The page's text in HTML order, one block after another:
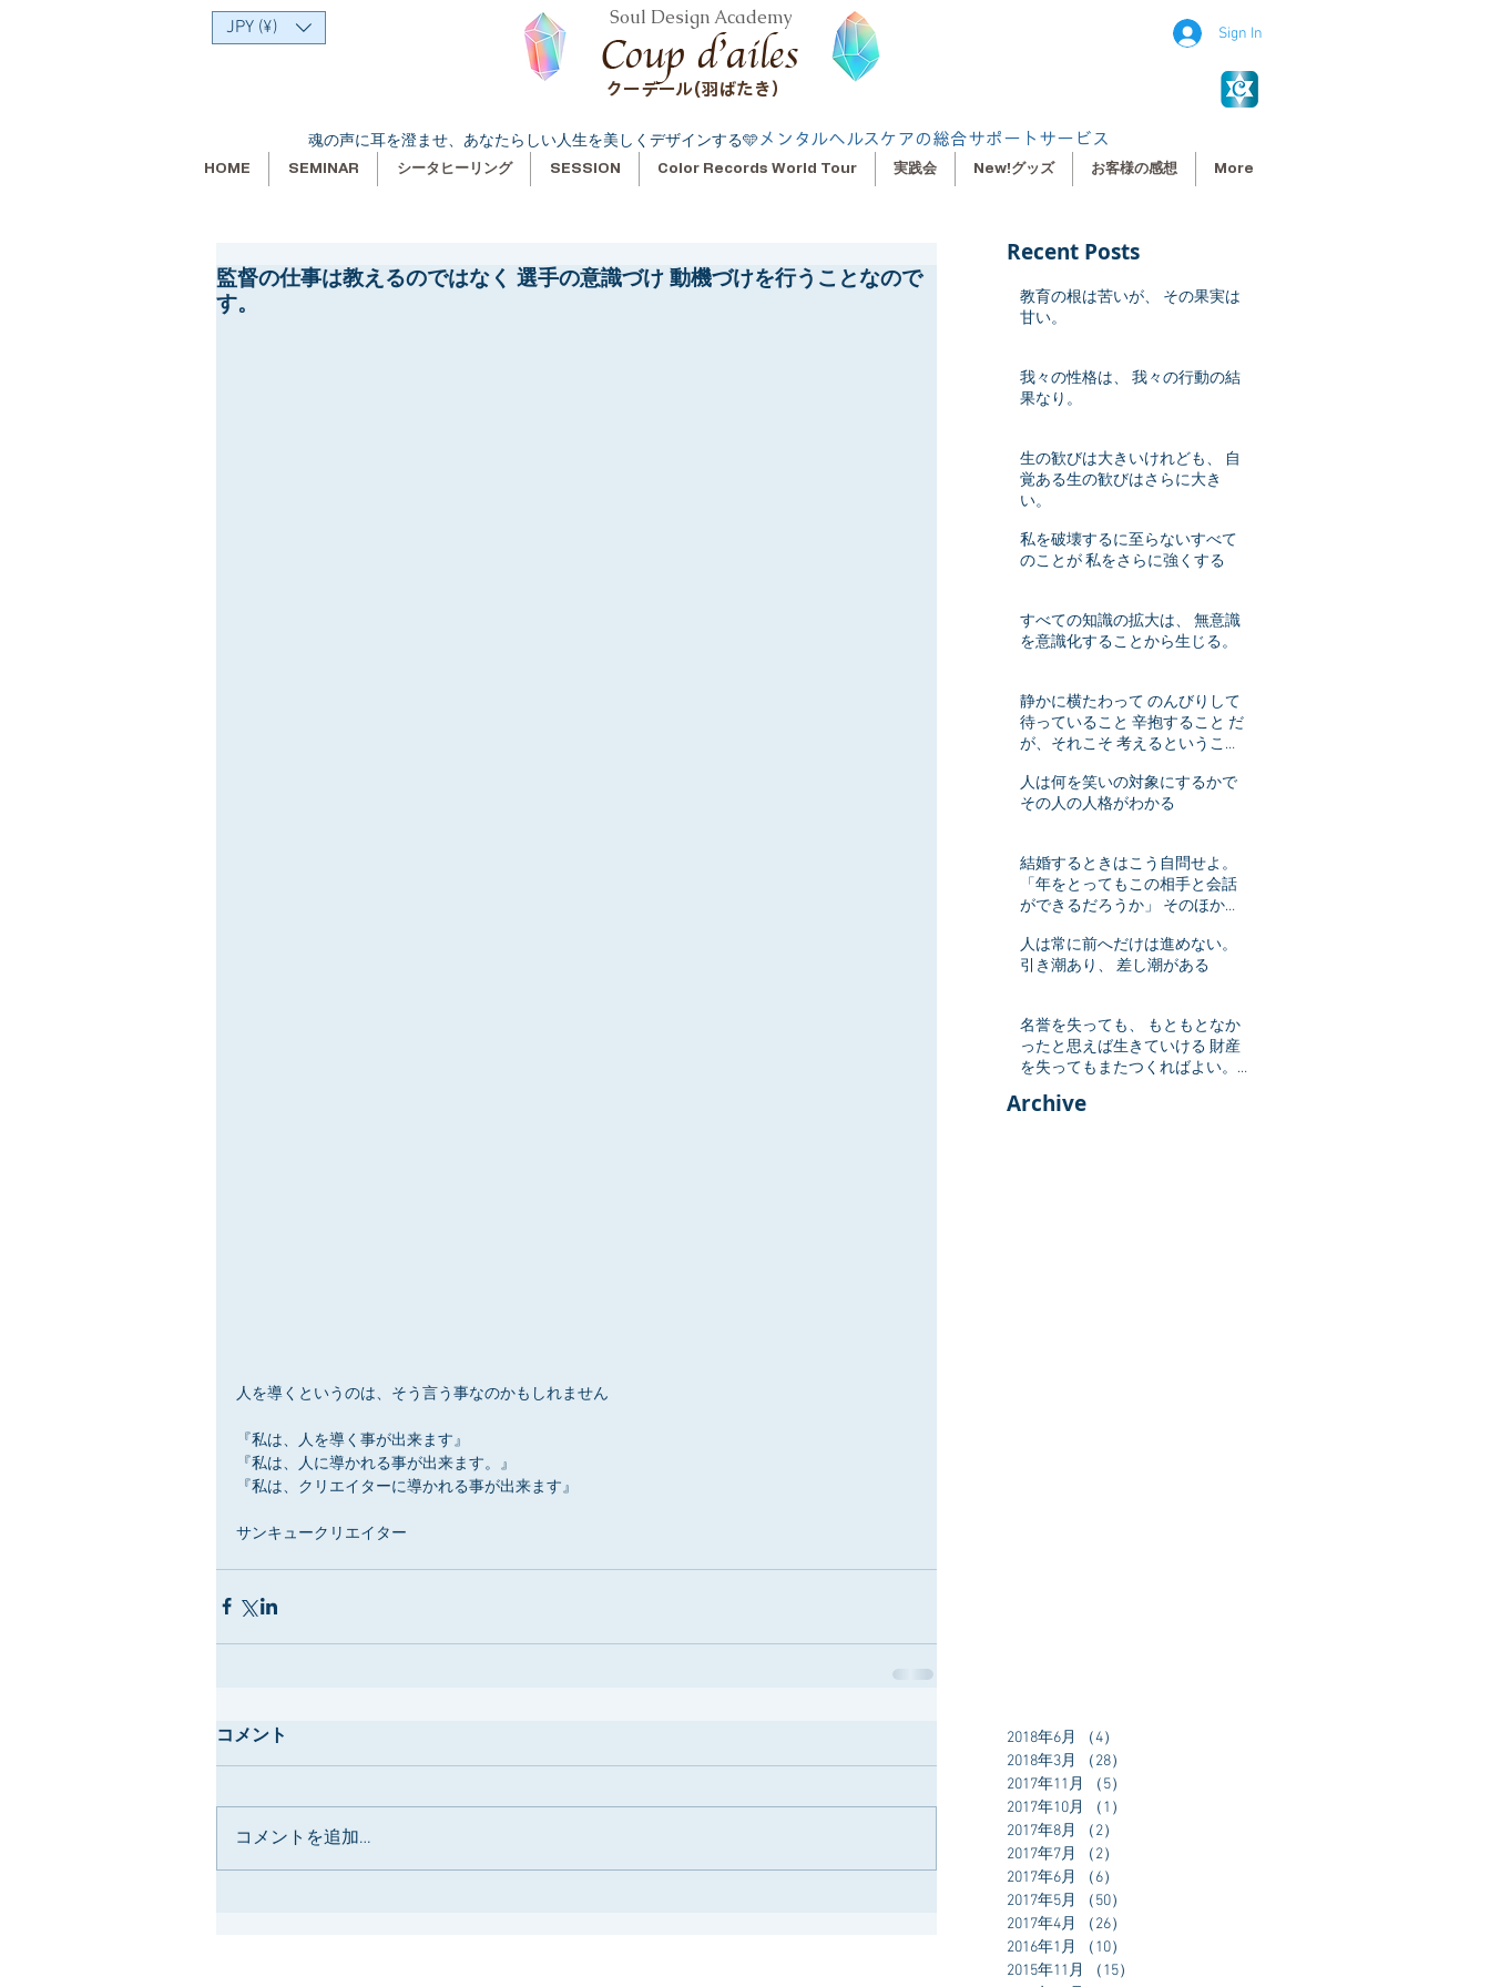
JPY (¥) Soul Design Academy
クーデール(羽ばたき）
Sign In
魂の声に耳を澄ませ、あなたらしい人生を美しくデザインする🩵 メンタルヘルスケアの総合サポートサービス
HOME SEMINAR シータヒーリング SESSION Color Records World Tour 実践会 New!グッズ お客様の感想 More
監督の仕事は教えるのではなく 選手の意識づけ 動機づけを行うことなので
す。
人を導くというのは、そう言う事なのかもしれません
『私は、人を導く事が出来ます』
『私は、人に導かれる事が出来ます。』
『私は、クリエイターに導かれる事が出来ます』
サンキュークリエイター
コメント
コメントを追加…
Recent Posts
教育の根は苦いが、 その果実は
甘い。
我々の性格は、 我々の行動の結
果なり。
生の歓びは大きいけれども、 自
覚ある生の歓びはさらに大き
い。
私を破壊するに至らないすべて
のことが 私をさらに強くする
すべての知識の拡大は、 無意識
を意識化することから生じる。
静かに横たわって のんびりして
待っていること 辛抱すること だ
が、それこそ 考えるということ
人は何を笑いの対象にするかで
その人の人格がわかる
結婚するときはこう自問せよ。
「年をとってもこの相手と会話
ができるだろうか」 そのほかは
とだ。
人は常に前へだけは進めない。
引き潮あり、 差し潮がある
名誉を失っても、 もともとなか
ったと思えば生きていける 財産
を失ってもまたつくればよい。
る値打ちがない
Archive
2018年6月 （4）
2018年3月
（28）
2017年11月
（5）
2017年10月
（1）
2017年8月
（2）
2017年7月
（2）
2017年6月
（6）
2017年5月
（50）
2017年4月
（26）
2016年1月
（10）
2015年11月
（15）